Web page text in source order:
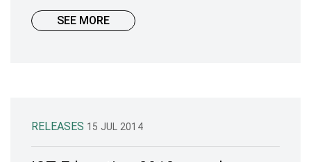
SEE MORE
RELEASES 15 JUL 2014